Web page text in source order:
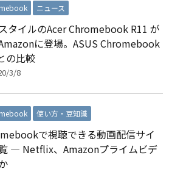
ニュース
タイルのAcer Chromebook R11 が
に登場。ASUS Chromebook
の比較
3/8
使い方・豆知識
で視聴できる動画配信サイ
― Netflix、Amazonプライムビデ